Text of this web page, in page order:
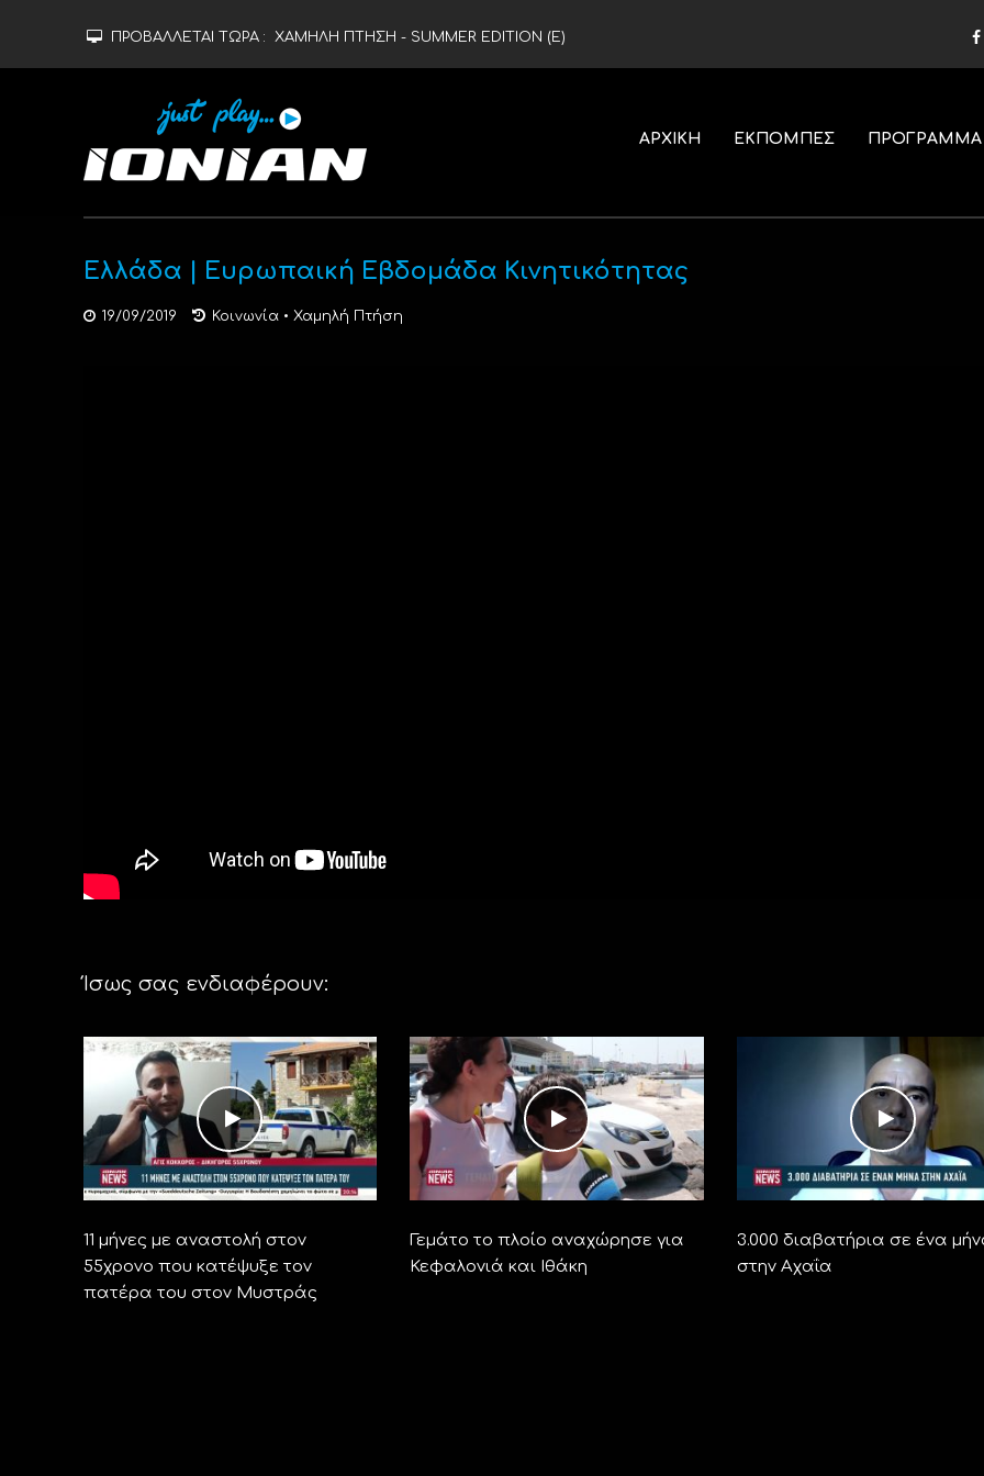
ΠΡΟΒΑΛΛΕΤΑΙ ΤΩΡΑ : ΧΑΜΗΛΗ ΠΤΗΣΗ - SUMMER EDITION (Ε)
ΑΡΧΙΚΗ ΕΚΠΟΜΠΕΣ ΠΡΟΓΡΑΜΜΑ
Ελλάδα | Ευρωπαική Εβδομάδα Κινητικότητας
19/09/2019 Κοινωνία • Χαμηλή Πτήση
Ίσως σας ενδιαφέρουν:
11 μήνες με αναστολή στον
55χρονο που κατέψυξε τον
πατέρα του στον Μυστράς
Γεμάτο το πλοίο αναχώρησε για
Κεφαλονιά και Ιθάκη
3.000 διαβατήρια σε ένα
στην Αχαΐα